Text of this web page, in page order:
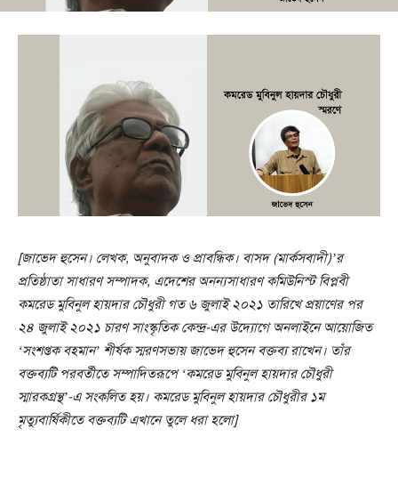
[জাভেদ হুসেন। লেখক, অনুবাদক ও প্রাবন্ধিক। বাসদ (মার্কসবাদী)’র
প্রতিষ্ঠাতা সাধারণ সম্পাদক, এদেশের অনন্যসাধারণ কমিউনিস্ট বিপ্লবী
কমরেড মুবিনুল হায়দার চৌধুরী গত ৬ জুলাই ২০২১ তারিখে প্রয়াণের পর
২৪ জুলাই ২০২১ চারণ সাংস্কৃতিক কেন্দ্র-এর উদ্যোগে অনলাইনে আয়োজিত
‘সংশপ্তক বহমান’ শীর্ষক স্মরণসভায় জাভেদ হুসেন বক্তব্য রাখেন। তাঁর
বক্তব্যটি পরবর্তীতে সম্পাদিতরূপে ‘কমরেড মুবিনুল হায়দার চৌধুরী
স্মারকগ্রন্থ’-এ সংকলিত হয়। কমরেড মুবিনুল হায়দার চৌধুরীর ১ম
মৃত্যুবার্ষিকীতে বক্তব্যটি এখানে তুলে ধরা হলো]